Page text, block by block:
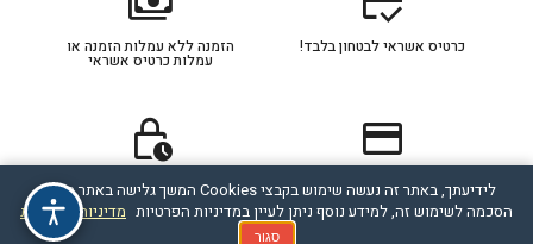
כרטיס אשראי לבטחון בלבד! הזמנה ללא עמלות הזמנה או
עמלות כרטיס אשראי
credit_card
כרטיס אשראי מסוג דיירקט
מחוייב לפי הסכם תנאי חברת
האשראי עם הלקוח
lock_clock
תהליך ההזמנה מאובטח
לידיעתך, באתר זה נעשה שימוש בקבצי Cookies המשך גלישה באתר מהווה
הסכמה לשימוש זה, למידע נוסף ניתן לעיין במדיניות הפרטיות מדיניות הפרטיות
סגור